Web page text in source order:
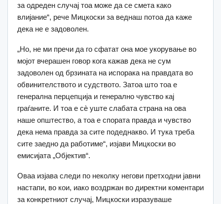
за одреден случај тоа може да се смета како
влијание“, рече Мицкоски за веднаш потоа да каже
дека не е задоволен.
„Но, не ми пречи да го сфатат она мое укорување во
мојот вчерашен говор кога кажав дека не сум
задоволен од брзината на испорака на правдата во
обвинителството и судството. Затоа што тоа е
генерална перцепција и генерално чувство кај
граѓаните. И тоа е сè уште слабата страна на ова
наше општество, а тоа е спората правда и чувство
дека нема правда за сите подеднакво. И тука треба
сите заедно да работиме“, изјави Мицкоски во
емисијата „Објектив“.
Оваа изјава следи по неколку негови претходни јавни
настапи, во кои, иако воздржан во директни коментари
за конкретниот случај, Мицкоски изразуваше